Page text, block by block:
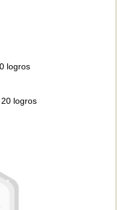
logros
logros